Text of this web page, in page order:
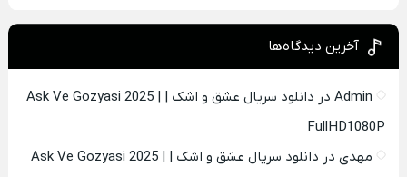
آخرین دیدگاه‌ها
Adminدر
دانلود سریال عشق و اشک | Ask Ve Gozyasi 2025 |
FullHD1080P
مهدیدر
دانلود سریال عشق و اشک | Ask Ve Gozyasi 2025 |